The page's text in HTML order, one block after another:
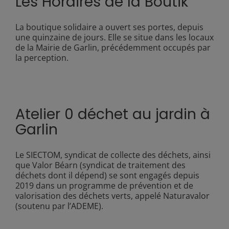
La boutique solidaire a ouvert ses portes, depuis
une quinzaine de jours. Elle se situe dans les locaux
de la Mairie de Garlin, précédemment occupés par
la perception.
Atelier 0 déchet au jardin à
Garlin
Le SIECTOM, syndicat de collecte des déchets, ainsi
que Valor Béarn (syndicat de traitement des
déchets dont il dépend) se sont engagés depuis
2019 dans un programme de prévention et de
valorisation des déchets verts, appelé Naturavalor
(soutenu par l’ADEME).